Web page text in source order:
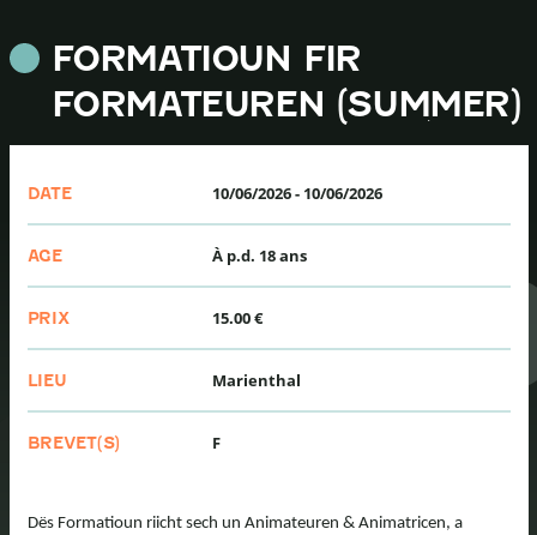
FORMATIOUN FIR
FORMATEUREN (SUMMER)
DATE 10/06/2026- 10/06/2026
AGE À p.d. 18 ans
PRIX 15.00 €
LIEU Marienthal
BREVET(S) F
Dës Formatioun riicht sech un Animateuren & Animatricen, a